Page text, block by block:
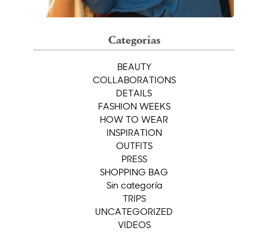
Categorías
BEAUTY
COLLABORATIONS
DETAILS
FASHION WEEKS
HOW TO WEAR
INSPIRATION
OUTFITS
PRESS
SHOPPING BAG
Sin categoría
TRIPS
UNCATEGORIZED
VIDEOS